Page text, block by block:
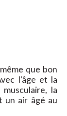
que bon
l'âge et la
la
un air âgé au